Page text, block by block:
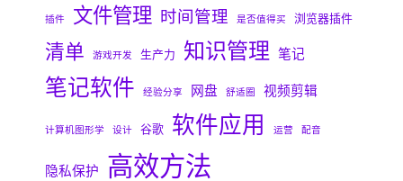
插件 文件管理 时间管理 是否值得买 浏览器插件
清单 游戏开发 生产力 知识管理 笔记
笔记软件 经验分享 网盘 舒适圈 视频剪辑
计算机图形学 设计 谷歌 软件应用 运营 配音
隐私保护 高效方法